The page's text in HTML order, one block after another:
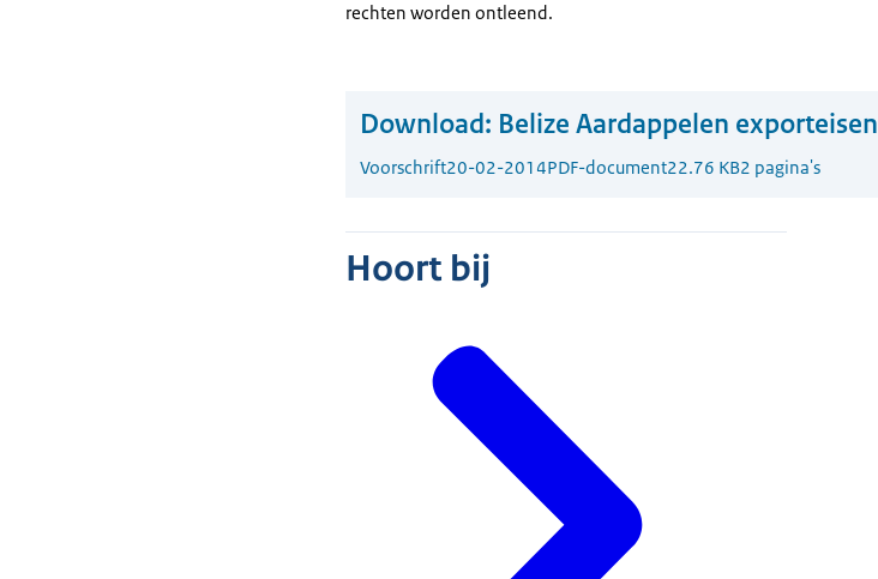
rechten worden ontleend.
Download: Belize Aardappelen exporteisen
Voorschrift20-02-2014PDF-document22.76 KB2 pagina's
Hoort bij